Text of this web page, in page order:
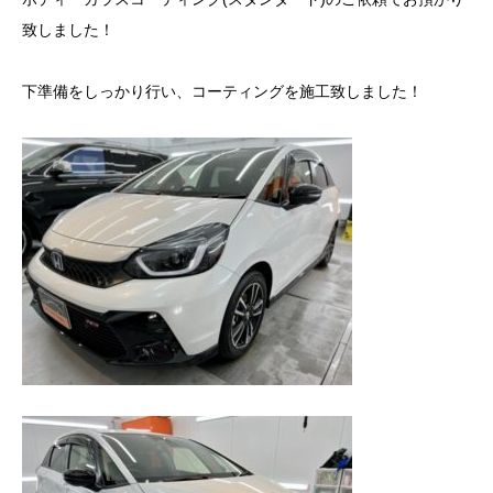
致しました！
下準備をしっかり行い、コーティングを施工致しました！